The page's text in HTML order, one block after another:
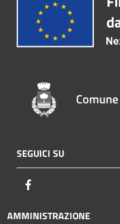
SEGUICI SU
AMMINISTRAZIONE